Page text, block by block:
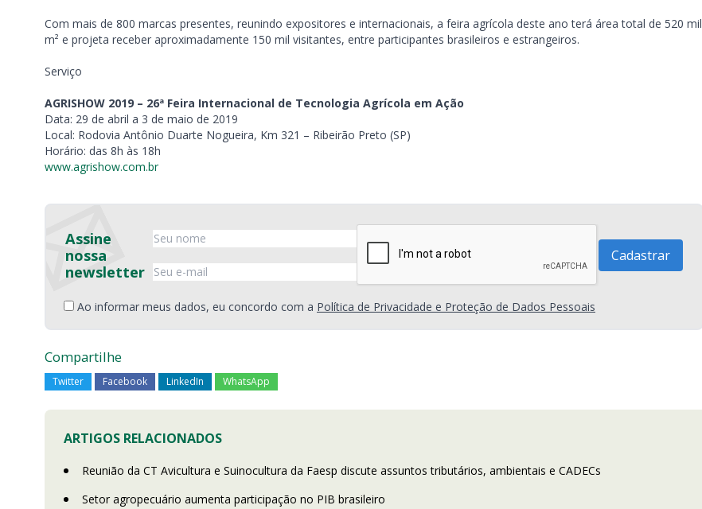
Com mais de 800 marcas presentes, reunindo expositores e internacionais, a feira agrícola deste ano terá área total de 520 mil
m² e projeta receber aproximadamente 150 mil visitantes, entre participantes brasileiros e estrangeiros.
Serviço
AGRISHOW 2019 – 26ª Feira Internacional de Tecnologia Agrícola em Ação
Data: 29 de abril a 3 de maio de 2019
Local: Rodovia Antônio Duarte Nogueira, Km 321 – Ribeirão Preto (SP)
Horário: das 8h às 18h
www.agrishow.com.br
Assine
nossa
newsletter
Ao informar meus dados, eu concordo com a Política de Privacidade e Proteção de Dados Pessoais
Compartilhe
Twitter Facebook LinkedIn WhatsApp
ARTIGOS RELACIONADOS
Reunião da CT Avicultura e Suinocultura da Faesp discute assuntos tributários, ambientais e CADECs
Setor agropecuário aumenta participação no PIB brasileiro